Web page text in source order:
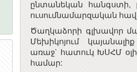
ցանց
ընտանեկան հանգստի,
ուսումնամարզական
Ծաղկաձորի գլխավոր
Մեխիկոյում
առաջ` հատուկ ԽՍՀՄ
համար: